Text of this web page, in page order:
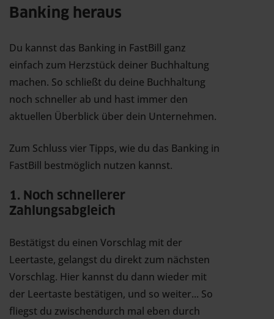
Banking heraus
Du kannst das Banking in FastBill ganz
einfach zum Herzstück deiner Buchhaltung
machen. So schließt du deine Buchhaltung
noch schneller ab und hast immer den
aktuellen Überblick über dein Unternehmen.
Zum Schluss vier Tipps, wie du das Banking in
FastBill bestmöglich nutzen kannst.
1. Noch schnellerer
Zahlungsabgleich
Bestätigst du einen Vorschlag mit der
Leertaste, gelangst du direkt zum nächsten
Vorschlag. Hier kannst du dann wieder mit
der Leertaste bestätigen, und so weiter... So
fliegst du zwischendurch mal eben durch